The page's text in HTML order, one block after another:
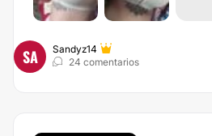
SA
Sandyz14
24 comentarios